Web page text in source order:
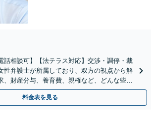
話相談可】【法テラス対応】交渉・調停・裁
性弁護士が所属しており、双方の視点から解
、財産分与、養育費、親権など、どんな些細
談ください【休日・夜間面談可】
料金表を見る